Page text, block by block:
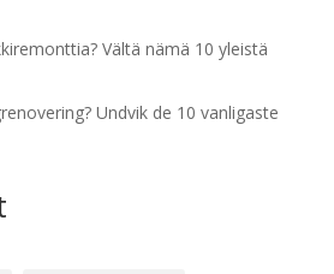
Vältä nämä 10 yleistä
Undvik de 10 vanligaste